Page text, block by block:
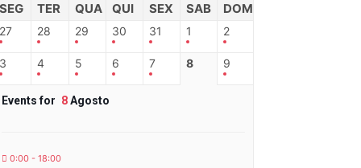
SEG TER QUA QUI SEX SAB DOM
27 28 29 30 31 1 2
3 4 5 6 7 8 9
Events for 8Agosto
0:00 - 18:00